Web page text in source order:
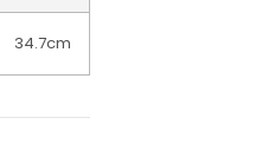
34.7cm